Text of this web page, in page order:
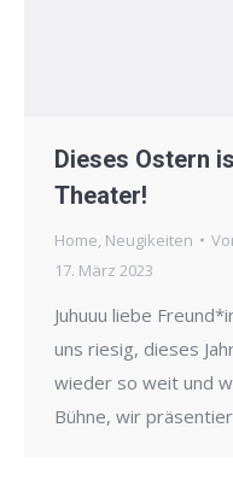
Dieses Ostern
Theater!
Home, Neugikeiten
17. März 2023
Juhuuu liebe
uns riesig, dieses
wieder so weit und
Bühne, wir